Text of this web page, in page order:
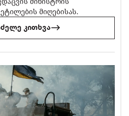
მიღებისას.
კითხვა